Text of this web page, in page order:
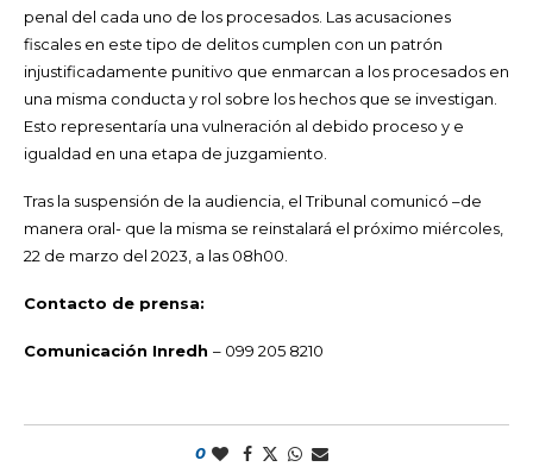
penal del cada uno de los procesados. Las acusaciones
fiscales en este tipo de delitos cumplen con un patrón
injustificadamente punitivo que enmarcan a los procesados en
una misma conducta y rol sobre los hechos que se investigan.
Esto representaría una vulneración al debido proceso y e
igualdad en una etapa de juzgamiento.
Tras la suspensión de la audiencia, el Tribunal comunicó –de
manera oral- que la misma se reinstalará el próximo miércoles,
22 de marzo del 2023, a las 08h00.
Contacto de prensa:
Comunicación Inredh – 099 205 8210
0